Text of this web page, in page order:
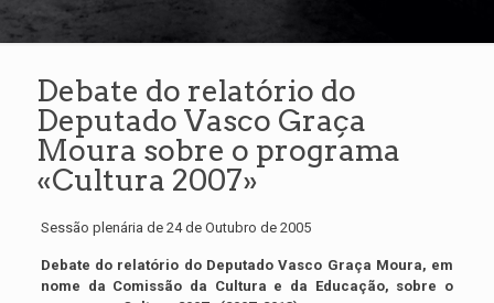
Debate do relatório do
Deputado Vasco Graça
Moura sobre o programa
«Cultura 2007»
Sessão plenária de 24 de Outubro de 2005
Debate do relatório do Deputado Vasco Graça Moura, em
nome da Comissão da Cultura e da Educação, sobre o